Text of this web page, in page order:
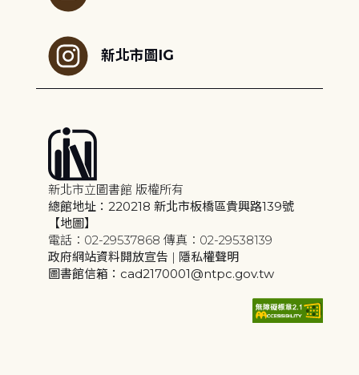
新北市圖IG
新北市立圖書館 版權所有
總館地址：220218 新北市板橋區貴興路139號
【地圖】
電話：02-29537868 傳真：02-29538139
政府網站資料開放宣告 | 隱私權聲明
圖書館信箱：cad2170001@ntpc.gov.tw